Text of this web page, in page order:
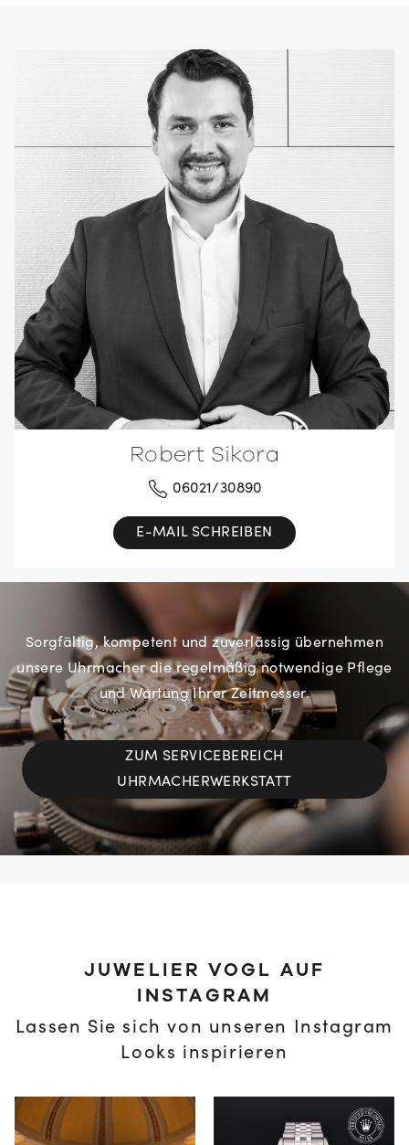
Robert Sikora
06021/30890
E-MAIL SCHREIBEN
Sorgfältig, kompetent und zuverlässig übernehmen
unsere Uhrmacher die regelmäßig notwendige Pflege
und Wartung Ihrer Zeitmesser.
ZUM SERVICEBEREICH
UHRMACHERWERKSTATT
JUWELIER VOGL AUF
INSTAGRAM
Lassen Sie sich von unseren Instagram
Looks inspirieren